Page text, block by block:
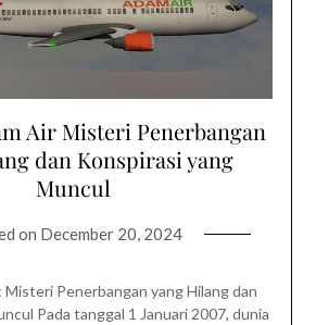
Air Misteri Penerbangan
dan Konspirasi yang
Muncul
on December 20, 2024
Penerbangan yang Hilang dan
Pada tanggal 1 Januari 2007, dunia